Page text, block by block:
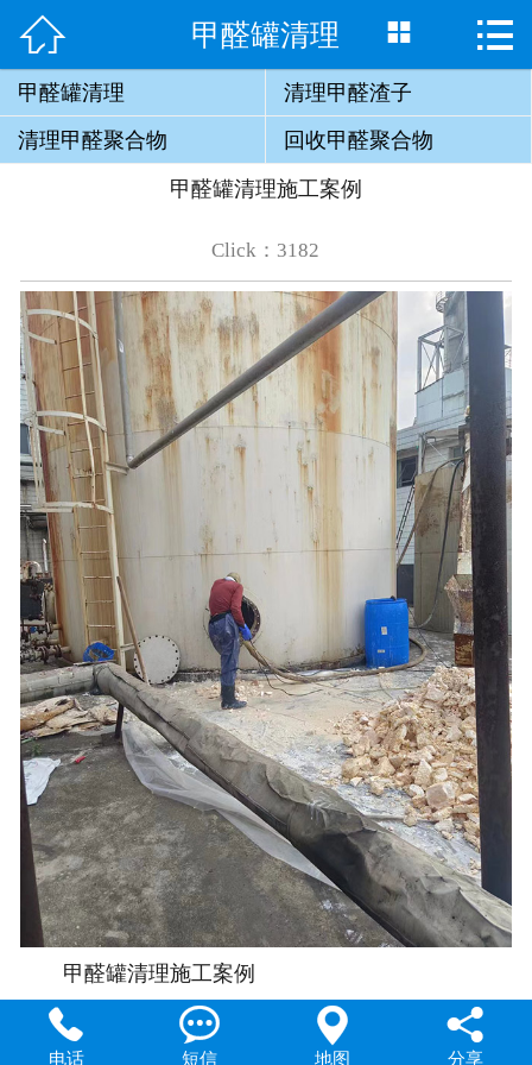
网站首页
关于我们
产品展示
 甲醛罐清理  
甲醛罐清理
清理甲醛渣子
清理甲醛聚合物
回收甲醛聚合物
甲醛罐清理施工案例
Click：3182
甲醛罐清理施工案例

电话

短信

地图

分享